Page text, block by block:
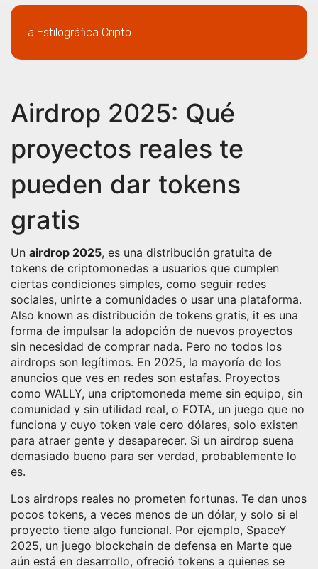
La Estilográfica Cripto
Airdrop 2025: Qué
proyectos reales te
pueden dar tokens
gratis
Un airdrop 2025, es una distribución gratuita de
tokens de criptomonedas a usuarios que cumplen
ciertas condiciones simples, como seguir redes
sociales, unirte a comunidades o usar una plataforma.
Also known as distribución de tokens gratis, it es una
forma de impulsar la adopción de nuevos proyectos
sin necesidad de comprar nada. Pero no todos los
airdrops son legítimos. En 2025, la mayoría de los
anuncios que ves en redes son estafas. Proyectos
como WALLY, una criptomoneda meme sin equipo, sin
comunidad y sin utilidad real, o FOTA, un juego que no
funciona y cuyo token vale cero dólares, solo existen
para atraer gente y desaparecer. Si un airdrop suena
demasiado bueno para ser verdad, probablemente lo
es.
Los airdrops reales no prometen fortunas. Te dan unos
pocos tokens, a veces menos de un dólar, y solo si el
proyecto tiene algo funcional. Por ejemplo, SpaceY
2025, un juego blockchain de defensa en Marte que
aún está en desarrollo, ofreció tokens a quienes se